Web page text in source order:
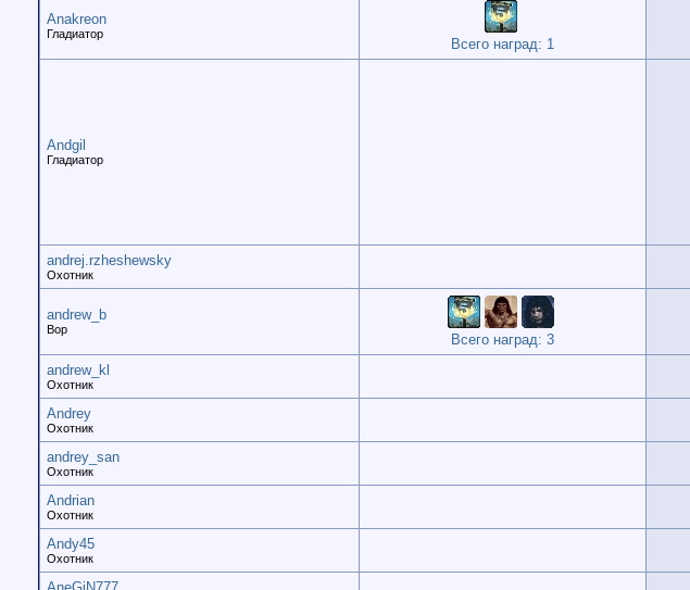
Anakreon
Гладиатор
Всего наград: 1
Andgil
Гладиатор
andrej.rzheshewsky
Охотник
andrew_b
Вор
Всего наград: 3
andrew_kl
Охотник
Andrey
Охотник
andrey_san
Охотник
Andrian
Охотник
Andy45
Охотник